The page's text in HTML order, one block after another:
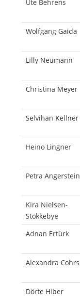
Ute Behrens
Wolfgang Gaida
Lilly Neumann
Christina Meyer
Selvihan Kellner
Heino Lingner
Petra Angerstein
Kira Nielsen-
Stokkebye
Adnan Ertürk
Alexandra Cohrs
Dörte Hiber